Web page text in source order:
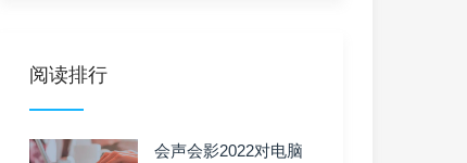
阅读排行
会声会影2022对电脑